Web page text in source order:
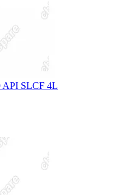
API SLCF 4L